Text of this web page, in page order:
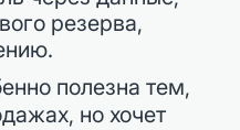
резерва,
полезна тем,
но хочет